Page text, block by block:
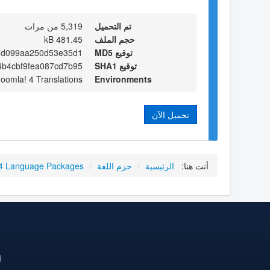
تم التحميل
5,319 من مرات
حجم الملف
481.45 kB
توقيع MD5
توقيع SHA1
Environments
4 Translations
تحميل الآن
أنت هنا: الرئيسية / حزم اللغة /
Language Packages